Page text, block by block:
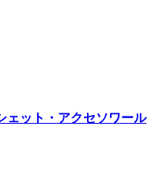
ェット・アクセソワール